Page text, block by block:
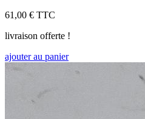
61,00 € TTC
livraison offerte !
ajouter au panier